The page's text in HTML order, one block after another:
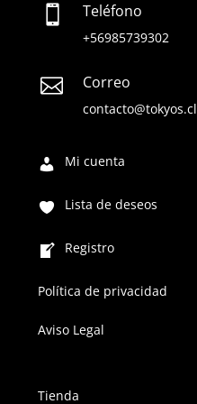
 Teléfono
+56985739302
 Correo
contacto@tokyos.cl
Mi cuenta
Lista de deseos
Registro
Política de privacidad
Aviso Legal
Tienda